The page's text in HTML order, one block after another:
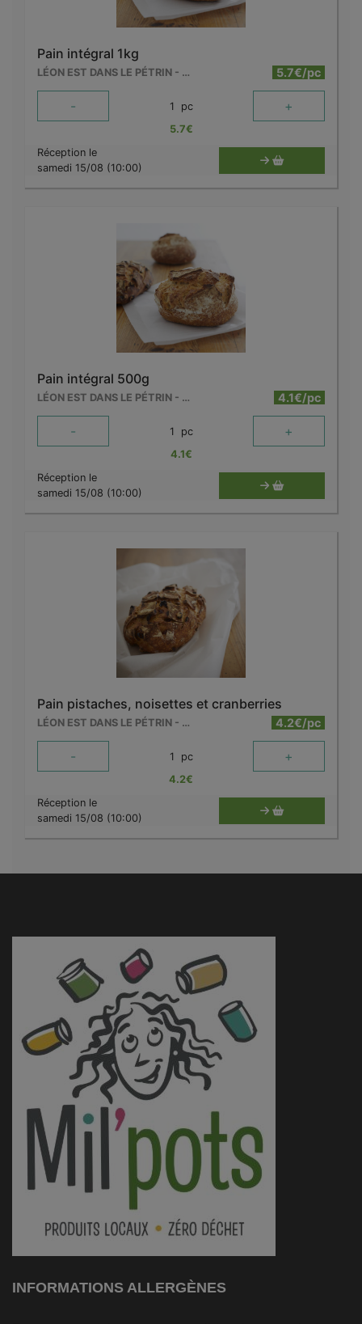
Pain intégral 1kg
LÉON EST DANS LE PÉTRIN - MOUSCRON 5.7€/pc
- 1 pc +
5.7€
Réception le
samedi 15/08 (10:00)
Pain intégral 500g
LÉON EST DANS LE PÉTRIN - MOUSCRON 4.1€/pc
- 1 pc +
4.1€
Réception le
samedi 15/08 (10:00)
Pain pistaches, noisettes et cranberries
LÉON EST DANS LE PÉTRIN - MOUSCRON 4.2€/pc
- 1 pc +
4.2€
Réception le
samedi 15/08 (10:00)
INFORMATIONS ALLERGÈNES